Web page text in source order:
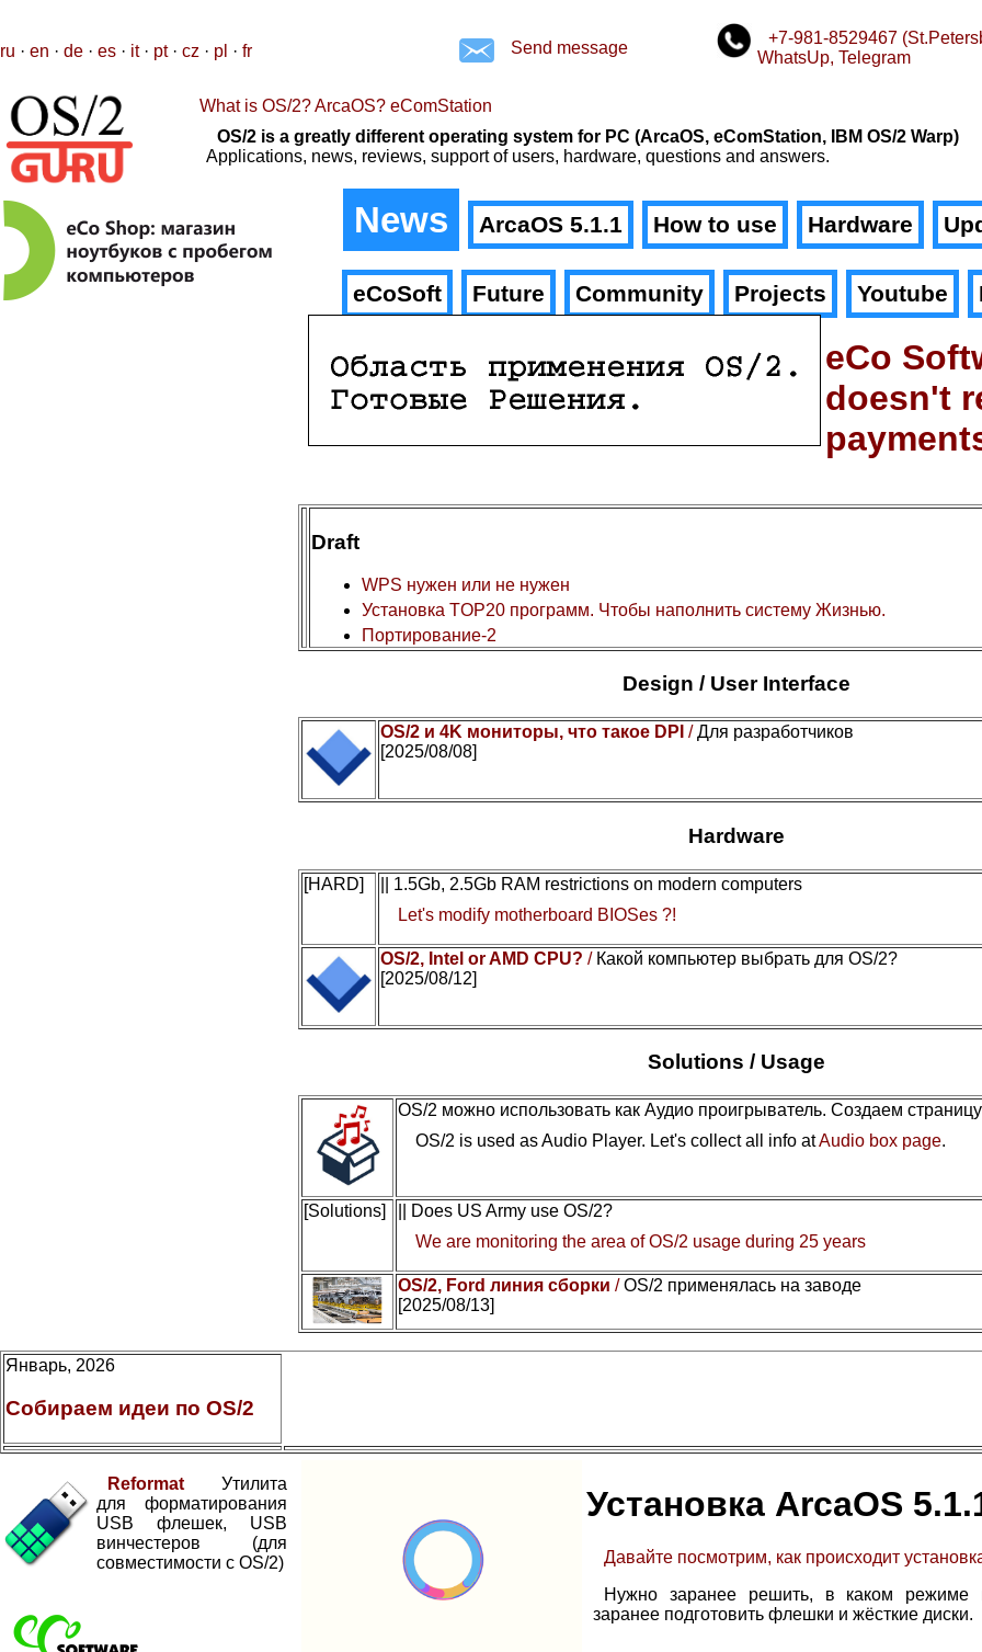
ru · en · de · es · it· pt· cz · pl · fr Send message
+7-981-8529467
WhatsUp, Telegram
What is OS/2? ArcaOS? eComStation
OS/2 is a greatly different operating system for PC (ArcaOS, eComStation, IBM OS/2 Warp)
Applications, news, reviews, support of users, hardware, questions and answers.
News ArcaOS 5.1.1 How to use Hardware
eCoSoft Future Community Projects Youtube
eCo
doesn't
Draft
WPS нужен или не нужен
Установка TOP20 программ. Чтобы наполнить систему Жизнью.
Портирование-2
Design / User Interface
OS/2 и 4K мониторы, что такое DPI /Для разработчиков
[2025/08/08]
Hardware
[HARD]
|| 1.5Gb, 2.5Gb RAM restrictions on modern computers
Let's modify motherboard BIOSes ?!
OS/2, Intel or AMD CPU? / Какой компьютер выбрать для OS/2?
[2025/08/12]
Solutions / Usage
OS/2 можно использовать как Аудио проигрыватель. Создаем страницу
OS/2 is used as Audio Player. Let's collect all info atAudio box page.
[Solutions]
|| Does US Army use OS/2?
We are monitoring the area of OS/2 usage during 25 years
OS/2, Ford линия сборки /OS/2 применялась на заводе
[2025/08/13]
Январь, 2026
Собираем идеи по OS/2
Reformat Утилита
для форматирования
USB флешек, USB
винчестеров (для
совместимости с OS/2)
Установка ArcaOS
Давайте посмотрим, как происходит
Нужно заранее решить, в каком режиме
заранее подготовить флешки и жёсткие диски.